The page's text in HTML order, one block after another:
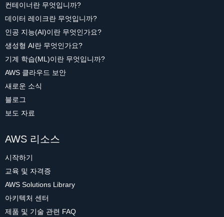
컨테이너란 무엇입니까?
데이터 레이크란 무엇입니까?
인공 지능(AI)이란 무엇인가요?
생성형 AI란 무엇인가요?
기계 학습(ML)이란 무엇입니까?
AWS 클라우드 보안
새로운 소식
블로그
보도 자료
AWS 리소스
시작하기
교육 및 자격증
AWS Solutions Library
아키텍처 센터
제품 및 기술 관련 FAQ